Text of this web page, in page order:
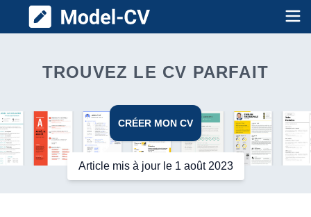
Model CV
TROUVEZ LE CV PARFAIT
CRÉER MON CV
Article mis à jour le 1 août 2023